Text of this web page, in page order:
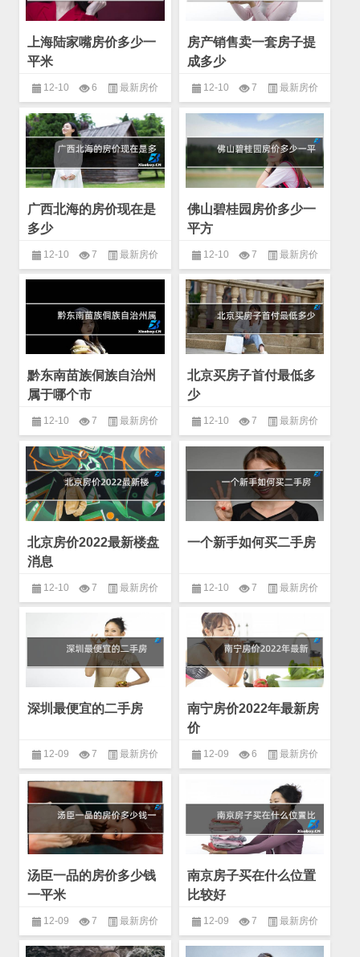
上海陆家嘴房价多少一
平米
12-10 6 最新房价
房产销售卖一套房子提
成多少
12-10 7 最新房价
广西北海的房价现在是
多少
12-10 7 最新房价
佛山碧桂园房价多少一
平方
12-10 7 最新房价
黔东南苗族侗族自治州
属于哪个市
12-10 7 最新房价
北京买房子首付最低多
少
12-10 7 最新房价
北京房价2022最新楼盘
消息
12-10 7 最新房价
一个新手如何买二手房
12-10 7 最新房价
深圳最便宜的二手房
12-09 7 最新房价
南宁房价2022年最新房
价
12-09 6 最新房价
汤臣一品的房价多少钱
一平米
12-09 7 最新房价
南京房子买在什么位置
比较好
12-09 7 最新房价